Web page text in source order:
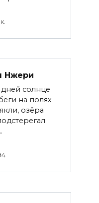
Нжери
солнце
на полях
озёра